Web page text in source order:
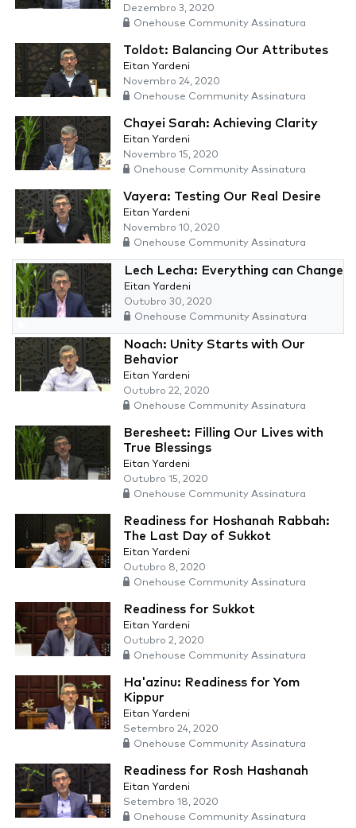
Dezembro 3, 2020
Onehouse Community Assinatura
Toldot: Balancing Our Attributes
Eitan Yardeni
Novembro 24, 2020
Onehouse Community Assinatura
Chayei Sarah: Achieving Clarity
Eitan Yardeni
Novembro 15, 2020
Onehouse Community Assinatura
Vayera: Testing Our Real Desire
Eitan Yardeni
Novembro 10, 2020
Onehouse Community Assinatura
Lech Lecha: Everything can Change
Eitan Yardeni
Outubro 30, 2020
Onehouse Community Assinatura
Noach: Unity Starts with Our
Behavior
Eitan Yardeni
Outubro 22, 2020
Onehouse Community Assinatura
Beresheet: Filling Our Lives with
True Blessings
Eitan Yardeni
Outubro 15, 2020
Onehouse Community Assinatura
Readiness for Hoshanah Rabbah:
The Last Day of Sukkot
Eitan Yardeni
Outubro 8, 2020
Onehouse Community Assinatura
Readiness for Sukkot
Eitan Yardeni
Outubro 2, 2020
Onehouse Community Assinatura
Ha'azinu: Readiness for Yom
Kippur
Eitan Yardeni
Setembro 24, 2020
Onehouse Community Assinatura
Readiness for Rosh Hashanah
Eitan Yardeni
Setembro 18, 2020
Onehouse Community Assinatura